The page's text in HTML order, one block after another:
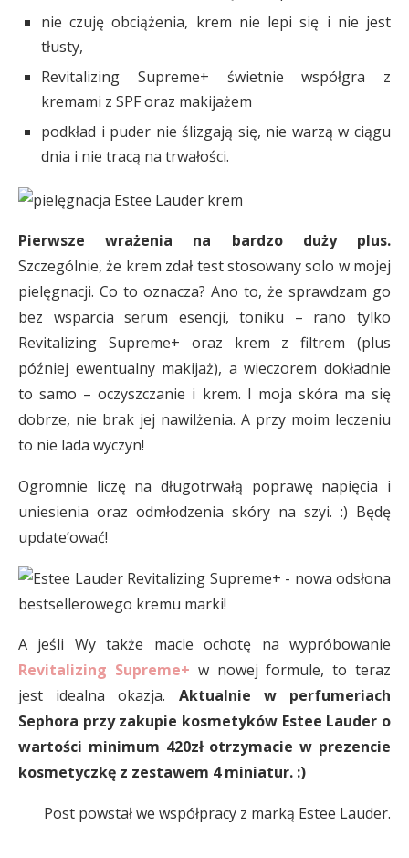
nie czuję obciążenia, krem nie lepi się i nie jest
tłusty,
Revitalizing Supreme+ świetnie współgra z
kremami z SPF oraz makijażem
podkład i puder nie ślizgają się, nie warzą w ciągu
dnia i nie tracą na trwałości.
Pierwsze wrażenia na bardzo duży plus.
Szczególnie, że krem zdał test stosowany solo w mojej
pielęgnacji. Co to oznacza? Ano to, że sprawdzam go
bez wsparcia serum esencji, toniku – rano tylko
Revitalizing Supreme+ oraz krem z filtrem (plus
później ewentualny makijaż), a wieczorem dokładnie
to samo – oczyszczanie i krem. I moja skóra ma się
dobrze, nie brak jej nawilżenia. A przy moim leczeniu
to nie lada wyczyn!
Ogromnie liczę na długotrwałą poprawę napięcia i
uniesienia oraz odmłodzenia skóry na szyi. :) Będę
update’ować!
A jeśli Wy także macie ochotę na wypróbowanie
Revitalizing Supreme+ w nowej formule, to teraz
jest idealna okazja. Aktualnie w perfumeriach
Sephora przy zakupie kosmetyków Estee Lauder o
wartości minimum 420zł otrzymacie w prezencie
kosmetyczkę z zestawem 4 miniatur. :)
Post powstał we współpracy z marką Estee Lauder.